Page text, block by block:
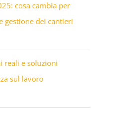
cosa cambia per
gestione dei cantieri
reali e soluzioni
sul lavoro